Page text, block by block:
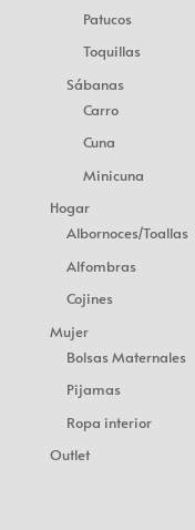
Patucos
Toquillas
Sábanas
Carro
Cuna
Minicuna
Hogar
Albornoces/Toallas
Alfombras
Cojines
Mujer
Bolsas Maternales
Pijamas
Ropa interior
Outlet